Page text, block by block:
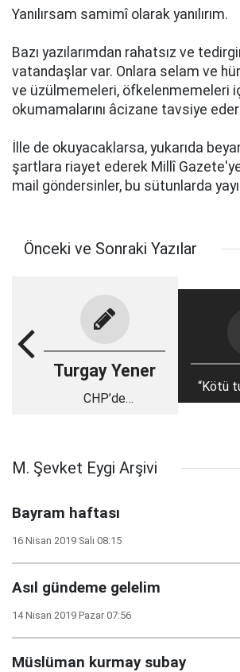
Yanılırsam samimî olarak yanılırım.
Bazı yazılarımdan rahatsız ve
vatandaşlar var. Onlara selam ve
ve üzülmemeleri, öfkelenmemeleri
okumamalarını âcizane tavsiye
İlle de okuyacaklarsa, yukarıda
şartlara riayet ederek Millî
mail göndersinler, bu sütunlarda
Önceki ve Sonraki Yazılar
Turgay Yener
CHP’de
“Kötü
M. Şevket Eygi Arşivi
Bayram haftası
16 Nisan 2019 Salı 08:15
Asıl gündeme gelelim
14 Nisan 2019 Pazar 07:56
Müslüman kurmay subay